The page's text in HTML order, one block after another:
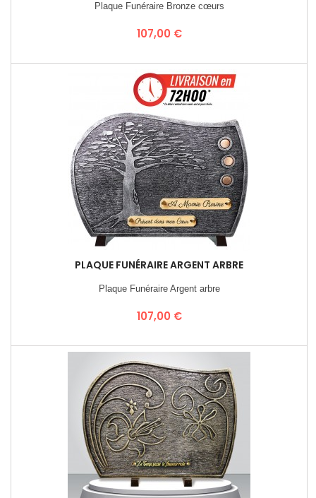
Plaque Funéraire Bronze cœurs
Prix
107,00 €
PLAQUE FUNÉRAIRE ARGENT ARBRE
Plaque Funéraire Argent arbre
Prix
107,00 €